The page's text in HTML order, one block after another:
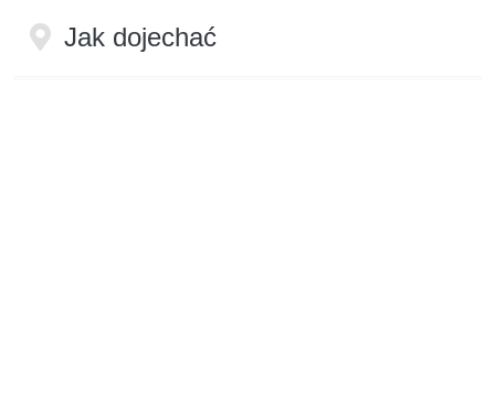
Jak dojechać